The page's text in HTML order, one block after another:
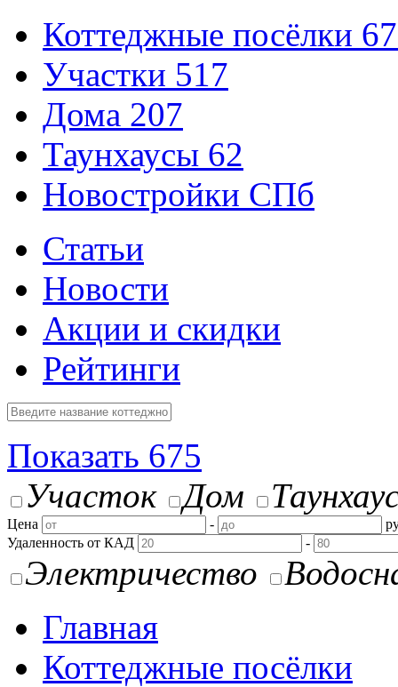
Коттеджные посёлки
Участки 517
Дома 207
Таунхаусы 62
Новостройки СПб
Статьи
Новости
Акции и скидки
Рейтинги
Показать 675
Участок
Дом
Цена -
Удаленность от КАД
-
Электричество
Главная
Коттеджные посёлки